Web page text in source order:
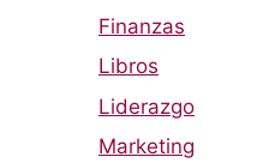
Finanzas
Libros
Liderazgo
Marketing